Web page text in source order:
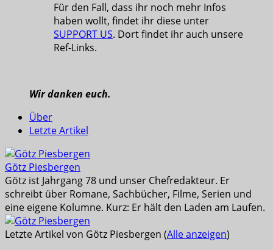
Für den Fall, dass ihr noch mehr Infos
haben wollt, findet ihr diese unter
SUPPORT US. Dort findet ihr auch unsere
Ref-Links.
Wir danken euch.
Über
Letzte Artikel
Götz Piesbergen
Götz ist Jahrgang 78 und unser Chefredakteur. Er
schreibt über Romane, Sachbücher, Filme, Serien und
eine eigene Kolumne. Kurz: Er hält den Laden am Laufen.
Letzte Artikel von Götz Piesbergen (Alle anzeigen)